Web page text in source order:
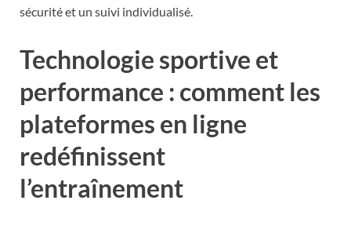
sécurité et un suivi individualisé.
Technologie sportive et
performance : comment les
plateformes en ligne
redéfinissent
l’entraînement